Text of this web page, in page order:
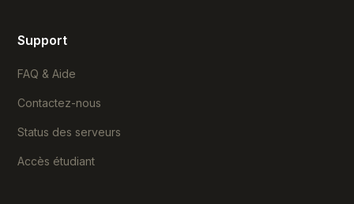
Support
FAQ & Aide
Contactez-nous
Status des serveurs
Accès étudiant